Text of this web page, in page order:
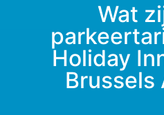
Wat
Holiday
Brussels